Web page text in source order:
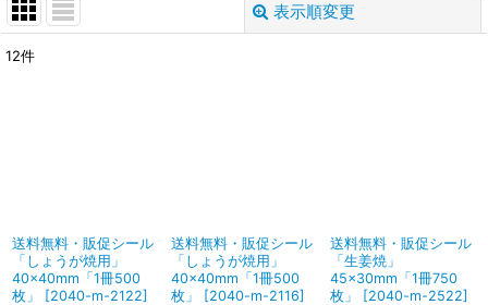
表示順変更
12件
送料無料・販促シール
「しょうが焼用」
40×40mm「1冊500
枚」
[2040-m-2122]
送料無料・販促シール
「しょうが焼用」
40×40mm「1冊500
枚」
[2040-m-2116]
送料無料・販促シール
「生姜焼」
45×30mm「1冊750
枚」
[2040-m-2522]